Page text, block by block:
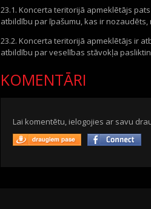
23.1. Koncerta teritorijā apmeklētājs
atbildību par īpašumu, kas ir
23.2. Koncerta teritorijā apmeklētājs ir
atbildību par veselības stāvokļa
KOMENTĀRI
Lai komentētu, ielogojies ar savu